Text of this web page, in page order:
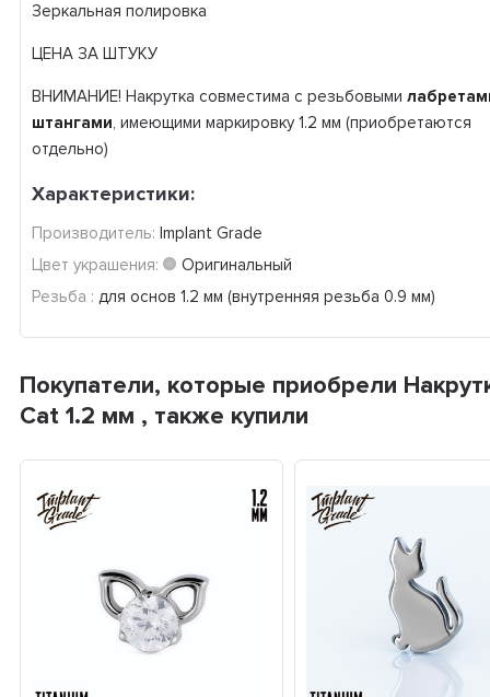
Зеркальная полировка
ЦЕНА ЗА ШТУКУ
ВНИМАНИЕ! Накрутка совместима с резьбовыми
штангами, имеющими маркировку 1.2 мм (приобретаются
отдельно)
Характеристики:
Производитель:Implant Grade
Цвет украшения:
Оригинальный
Резьба :для основ 1.2 мм (внутренняя резьба 0.9 мм)
Покупатели, которые приобрели
Cat 1.2 мм , также купили